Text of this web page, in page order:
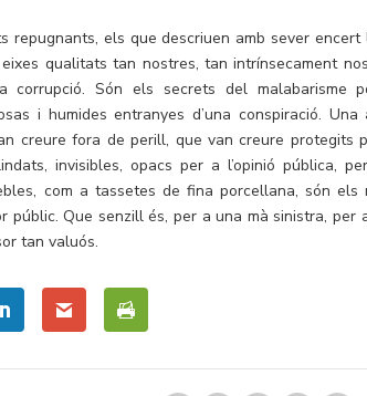
repugnants, els que descriuen amb sever encert
qualitats tan nostres, tan intrínsecament
corrupció. Són els secrets del malabarisme
i humides entranyes d’una conspiració.
creure fora de perill, que van creure protegits
invisibles, opacs per a l’opinió pública,
com a tassetes de fina porcellana, són
públic. Que senzill és, per a una mà sinistra, per
tan valuós.